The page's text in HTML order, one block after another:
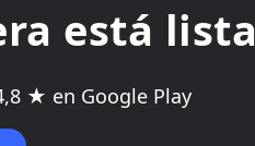
está lista
★ en Google Play